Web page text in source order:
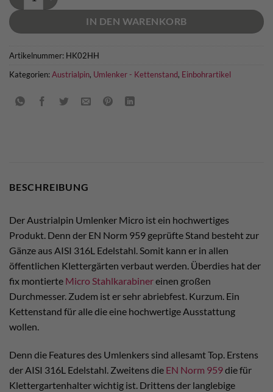
IN DEN WARENKORB
Artikelnummer: HK02HH
Kategorien:Austrialpin, Umlenker - Kettenstand, Einbohrartikel
BESCHREIBUNG
Der Austrialpin Umlenker Micro ist ein hochwertiges
Produkt. Denn der EN Norm 959 geprüfte Stand besteht zur
Gänze aus AISI 316L Edelstahl. Somit kann er in allen
öffentlichen Klettergärten verbaut werden. Überdies hat der
fix montierte Micro Stahlkarabinereinen großen
Durchmesser. Zudem ist er sehr abriebfest. Kurzum. Ein
Kettenstand für alle die eine hochwertige Ausstattung
wollen.
Denn die Features des Umlenkers sind allesamt Top. Erstens
der AISI 316L Edelstahl. Zweitens die EN Norm 959die für
Klettergartenhalter wichtig ist. Drittens der langlebige